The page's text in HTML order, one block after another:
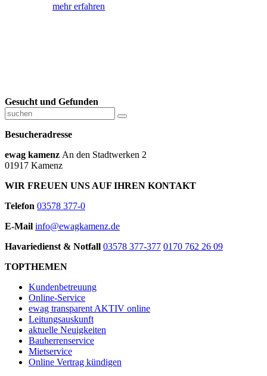
mehr erfahren
Gesucht und Gefunden
Besucheradresse
ewag kamenz An den Stadtwerken 2
01917 Kamenz
WIR FREUEN UNS AUF IHREN KONTAKT
Telefon 03578 377-0
E-Mail info@ewagkamenz.de
Havariedienst & Notfall 03578 377-377 0170 762 26 09
TOPTHEMEN
Kundenbetreuung
Online-Service
ewag transparent AKTIV online
Leitungsauskunft
aktuelle Neuigkeiten
Bauherrenservice
Mietservice
Online Vertrag kündigen